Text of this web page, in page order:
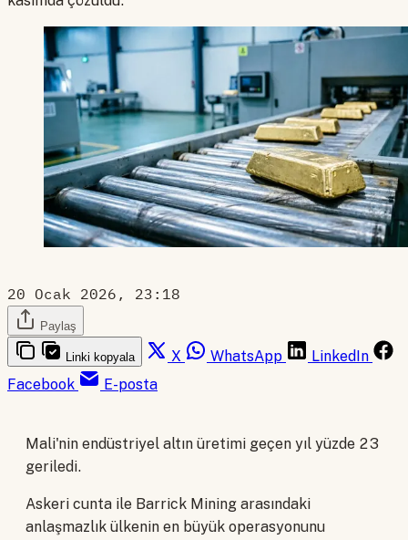
20 Ocak 2026, 23:18
Paylaş
Linki kopyala X WhatsApp
LinkedIn
Facebook
E-posta
Mali'nin endüstriyel altın üretimi geçen yıl yüzde 23
geriledi.
Askeri cunta ile Barrick Mining arasındaki
anlaşmazlık ülkenin en büyük operasyonunu